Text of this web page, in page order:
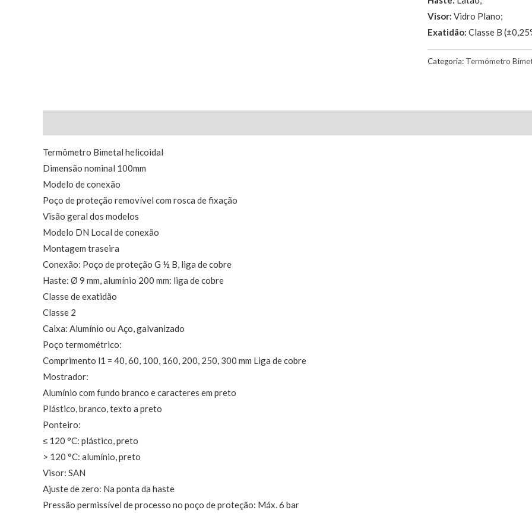
Visor: Vidro Plano;
Exatidão: Classe B
Categoria: Termómetro
Termômetro Bimetal helicoidal
Dimensão nominal 100mm
Modelo de conexão
Poço de proteção removível com rosca de fixação
Visão geral dos modelos
Modelo DN Local de conexão
Montagem traseira
Conexão: Poço de proteção G ½ B, liga de cobre
Haste: Ø 9 mm, alumínio 200 mm: liga de cobre
Classe de exatidão
Classe 2
Caixa: Alumínio ou Aço, galvanizado
Poço termométrico:
Comprimento l1 = 40, 60, 100, 160, 200, 250, 300 mm Liga de cobre
Mostrador:
Alumínio com fundo branco e caracteres em preto
Plástico, branco, texto a preto
Ponteiro:
≤ 120 °C: plástico, preto
> 120 °C: alumínio, preto
Visor: SAN
Ajuste de zero: Na ponta da haste
Pressão permissível de processo no poço de proteção: Máx. 6 bar